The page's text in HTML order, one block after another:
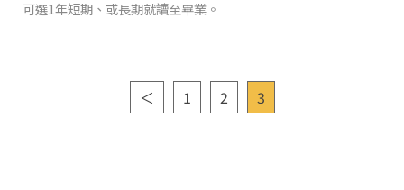
可選1年短期、或長期就讀至畢業。
＜ 1 2 3